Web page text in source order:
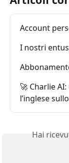
Account
I nostri
🚀 Charlie
l’inglese
Hai